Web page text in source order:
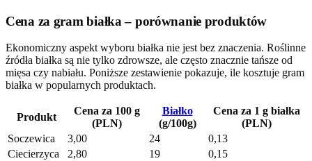
Cena za gram białka – porównanie produktów
Ekonomiczny aspekt wyboru białka nie jest bez znaczenia. Roślinne
źródła białka są nie tylko zdrowsze, ale często znacznie tańsze od
mięsa czy nabiału. Poniższe zestawienie pokazuje, ile kosztuje gram
białka w popularnych produktach.
Produkt
Cena za 100 g
(PLN)
Białko
(g/100g)
Cena za 1 g białka
(PLN)
Soczewica
3,00 24
0,13
Ciecierzyca
2,80 19
0,15